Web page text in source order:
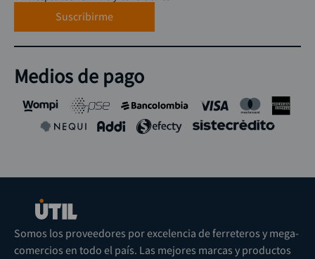
Suscribirme
Medios de pago
Somos los proveedores por excelencia de ferreteros y mega-
comercios en todo el país. Las mejores marcas y productos